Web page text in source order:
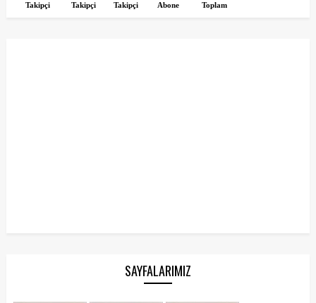
Takipçi Takipçi Takipçi Abone Toplam
SAYFALARIMIZ